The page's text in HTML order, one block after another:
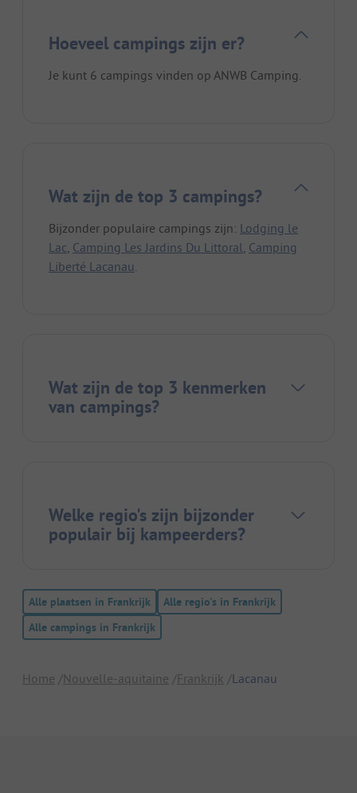
Hoeveel campings zijn er?
Je kunt 6 campings vinden op ANWB Camping.
Wat zijn de top 3 campings?
Bijzonder populaire campings zijn: Lodging le
Lac, Camping Les Jardins Du Littoral, Camping
Liberté Lacanau.
Wat zijn de top 3 kenmerken
van campings?
Welke regio's zijn bijzonder
populair bij kampeerders?
Alle plaatsen in Frankrijk
Alle regio's in Frankrijk
Alle campings in Frankrijk
Home Nouvelle-aquitaine Frankrijk Lacanau